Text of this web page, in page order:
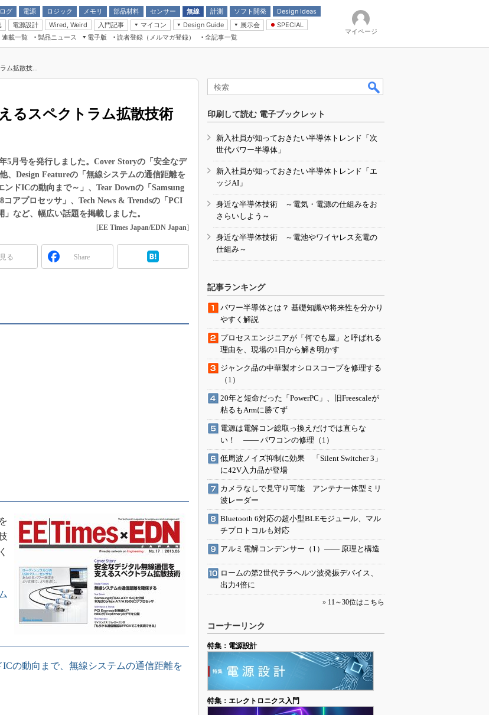
グ
電源
ロジック
メモリ
部品材料
動部品
センサー 無線 計測 ソフト開発
Design Ideas
アナログ機能回路
計測とテスト
Wired, Weird
電源設計 Wired, Weird
入門記事
入門
マイコン
マイコン講座
Design Guide
計測機器
展示会
CEATEC
組込み/エッジコンピューティング展
人とくるま展
SPECIAL
Microchip情報
連載一覧
製品ニュース
電子版
ット
読者登録（メルマガ登録） 全記事一覧
マイページ
ム拡散技...
るスペクトラム拡散技術
5月号を発行しました。Cover Storyの「安全なデ
、Design Featureの「無線システムの通信距離を
ドICの動向まで～」、Tear Downの「Samsung
アプロセッサ」、Tech News & Trendsの「PCI
など、幅広い話題を掲載しました。
[EE Times Japan/EDN Japan]
見る Share
の動向まで、無線システムの通信距離を
印刷して読む 電子ブックレット
新入社員が知っておきたい半導体トレンド「次
世代パワー半導体」
新入社員が知っておきたい半導体トレンド「エ
ッジAI」
身近な半導体技術 ～電気・電源の仕組みをお
さらいしよう～
身近な半導体技術 ～電池やワイヤレス充電の
仕組み～
記事ランキング
パワー半導体とは？ 基礎知識や将来性を分かり
やすく解説
プロセスエンジニアが「何でも屋」と呼ばれる
理由を、現場の1日から解き明かす
ジャンク品の中華製オシロスコープを修理する
（1）
20年と短命だった「PowerPC」、旧Freescaleが
粘るもArmに勝てず
電源は電解コン総取っ換えだけでは直らな
い！ ―― パワコンの修理（1）
低周波ノイズ抑制に効果 「Silent Switcher 3」
に42V入力品が登場
カメラなしで見守り可能 アンテナ一体型ミリ
波レーダー
Bluetooth 6対応の超小型BLEモジュール、マル
チプロトコルも対応
アルミ電解コンデンサー（1）―― 原理と構造
ロームの第2世代テラヘルツ波発振デバイス、
出力4倍に
» 11～30位はこちら
コーナーリンク
特集：電源設計
特集：エレクトロニクス入門